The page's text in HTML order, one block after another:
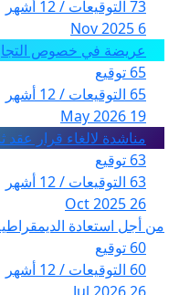
73 التوقيعات / 12 أشهر
6 Nov 2025
عريضة في خصوص
65 توقيع
65 التوقيعات / 12 أشهر
19 May 2026
مناشدة لالغاء قرار عقد
63 توقيع
63 التوقيعات / 12 أشهر
26 Oct 2025
من أجل استعادة
60 توقيع
60 التوقيعات / 12 أشهر